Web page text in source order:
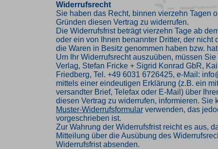
Widerrufsrecht
Sie haben das Recht, binnen vierzehn Tagen
Gründen diesen Vertrag zu widerrufen.
Die Widerrufsfrist beträgt vierzehn Tage ab
oder ein von Ihnen benannter Dritter, der nicht
die Waren in Besitz genommen haben bzw.
Um Ihr Widerrufsrecht auszuüben, müssen
Verlag, Stefan Fricke + Sigrid Konrad GbR,
Friedberg, Tel. +49 6031 6726425, e-Mail:
mittels einer eindeutigen Erklärung (z.B. ein
versandter Brief, Telefax oder E-Mail) über
diesen Vertrag zu widerrufen, informieren. Sie
Muster-Widerrufsformular verwenden, das
vorgeschrieben ist.
Zur Wahrung der Widerrufsfrist reicht es aus,
Mitteilung über die Ausübung des
Widerrufsfrist absenden.